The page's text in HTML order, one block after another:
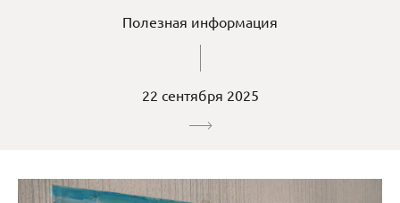
Полезная информация
22 сентября 2025